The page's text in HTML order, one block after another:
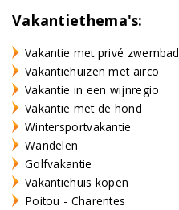
Vakantiethema's:
Vakantie met privé zwembad
Vakantiehuizen met airco
Vakantie in een wijnregio
Vakantie met de hond
Wintersportvakantie
Wandelen
Golfvakantie
Vakantiehuis kopen
Poitou - Charentes